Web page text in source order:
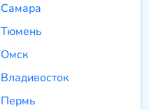
Самара
Тюмень
Омск
Владивосток
Пермь